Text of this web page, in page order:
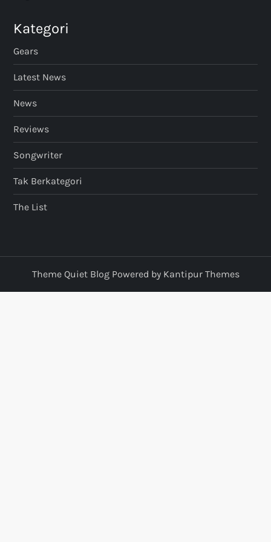
Kategori
Gears
Latest News
News
Reviews
Songwriter
Tak Berkategori
The List
Theme Quiet Blog Powered by Kantipur Themes